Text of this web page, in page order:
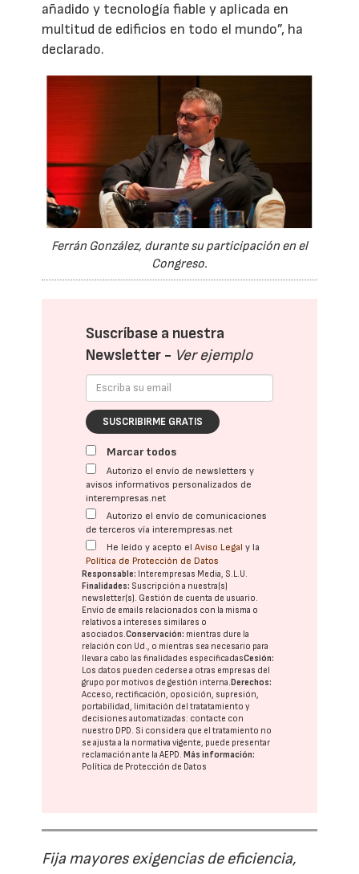
añadido y tecnología fiable y aplicada en
multitud de edificios en todo el mundo”, ha
declarado.
Ferrán González, durante su participación en el
Congreso.
Suscríbase a nuestra
Newsletter - Ver ejemplo
SUSCRIBIRME GRATIS
Marcar todos
Autorizo el envío de newsletters y
avisos informativos personalizados de
interempresas.net
Autorizo el envío de comunicaciones
de terceros vía interempresas.net
He leído y acepto elAviso Legal y la
Política de Protección de Datos
Responsable: Interempresas Media, S.L.U.
Finalidades: Suscripción a nuestra(s)
newsletter(s). Gestión de cuenta de usuario.
Envío de emails relacionados con la misma o
relativos a intereses similares o
asociados.Conservación: mientras dure la
relación con Ud., o mientras sea necesario para
llevar a cabo las finalidades especificadasCesión:
Los datos pueden cederse a otras empresas del
grupo por motivos de gestión interna.Derechos:
Acceso, rectificación, oposición, supresión,
portabilidad, limitación del tratatamiento y
decisiones automatizadas: contacte con
nuestro DPD. Si considera que el tratamiento no
se ajusta a la normativa vigente, puede presentar
reclamación ante laAEPD.Más información:
Política de Protección de Datos
Fija mayores exigencias de eficiencia,